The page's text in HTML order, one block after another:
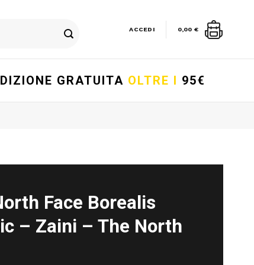
ACCEDI 0,00 €
GRATUITA OLTRE I 95€
Face Borealis
– Zaini – The North